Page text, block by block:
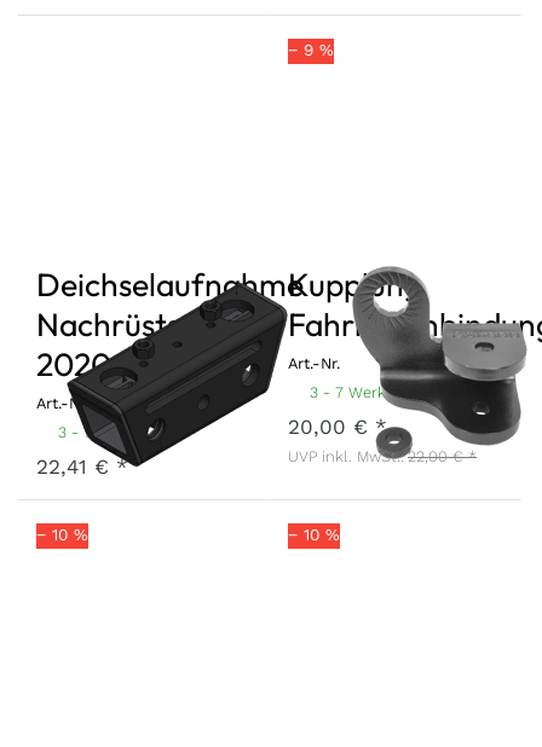
Deichselaufnahme
Nachrüstset
2020
Art.-Nr.
DEAN-20-SET
3 - 7 Werktage
22,41 € *
− 9 %
Kupplung
Art.-Nr.
KUFA-20
3 - 7 Werktage
20,00 € *
UVP inkl. MwSt.: 22,00 € *
− 10 % − 10 %